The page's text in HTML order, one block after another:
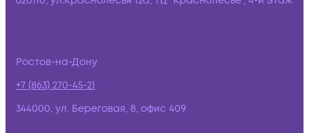
Ростов-на-Дону
+7 (863) 270-45-21
344000, ул. Береговая, 8, офис 409